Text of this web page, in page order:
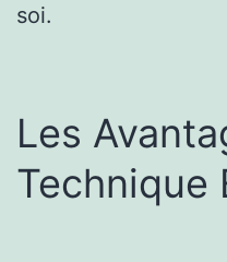
soi.
Les
Technique